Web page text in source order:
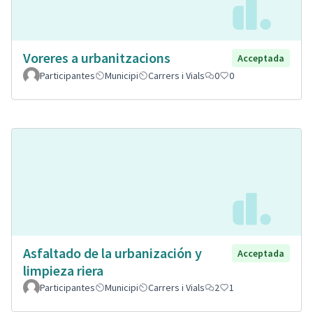
Voreres a urbanitzacions
Acceptada
Participantes
Municipi Carrers i Vials 0 0
Asfaltado de la urbanización y
limpieza riera
Acceptada
Participantes Municipi Carrers i Vials 2 1